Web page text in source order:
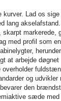
kurver. Lad os
lang
skarpt markerede,
med profil som
at arbejde
overholder
og udvikler
den
sæde